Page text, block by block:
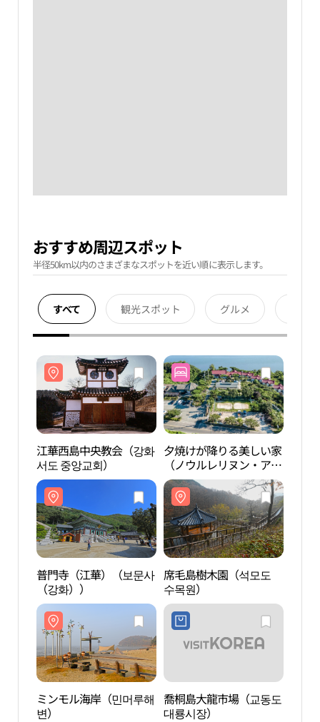
おすすめ周辺スポット
半径50km以内のさまざまなスポットを近い順に表示します。
すべて 観光スポット グルメ
江華西島中央教会（강화
서도 중앙교회）
夕焼けが降りる美しい家
（ノウルレリヌン・アル
ムダウンジプ） （노을
내리는아름다운집）
普門寺（江華）（보문사
（강화））
席毛島樹木園（석모도
수목원）
ミンモル海岸（민머루해
변）
喬桐島大龍市場（교동도
대룡시장）